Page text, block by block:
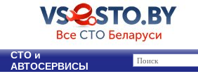
СТО и
АВТОСЕРВИСЫ